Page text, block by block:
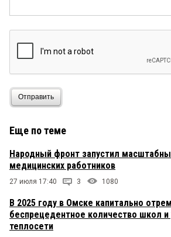
Отправить
Еще по теме
Народный фронт запустил
медицинских работников
27 июля 17:40 3 1080
В 2025 году в Омске капитально
беспрецедентное количество школ и
теплосети